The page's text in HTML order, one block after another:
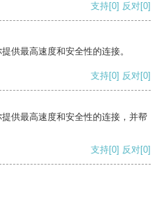
支持[0] 反对[0]
供最高速度和安全性的连接。
支持[0] 反对[0]
供最高速度和安全性的连接，并帮
支持[0] 反对[0]